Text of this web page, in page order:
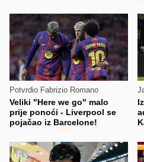
Potvrdio Fabrizio Romano
Veliki "Here we go" malo
prije ponoći - Liverpool se
pojačao iz Barcelone!